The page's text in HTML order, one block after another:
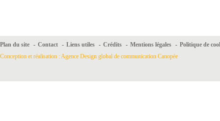
Plan du site - Contact - Liens utiles - Crédits - Mentions légales - Politique de
Conception et réalisation : Agence Design global de communication Canopée